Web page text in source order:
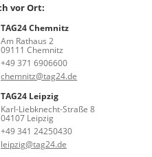
vor Ort:
TAG24 Chemnitz
Am Rathaus 2
09111 Chemnitz
+49 371 6906600
chemnitz@tag24.de
TAG24 Leipzig
Karl-Liebknecht-Straße 8
04107 Leipzig
+49 341 24250430
leipzig@tag24.de